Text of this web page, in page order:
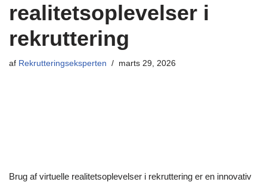
realitetsoplevelser i
rekruttering
af Rekrutteringseksperten marts 29, 2026
Brug af virtuelle realitetsoplevelser i rekruttering er en innovativ